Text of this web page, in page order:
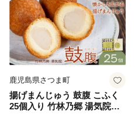
鹿児島県さつま町
揚げまんじゅう 鼓腹 こふく
25個入り 竹林乃郷 湯気院《3